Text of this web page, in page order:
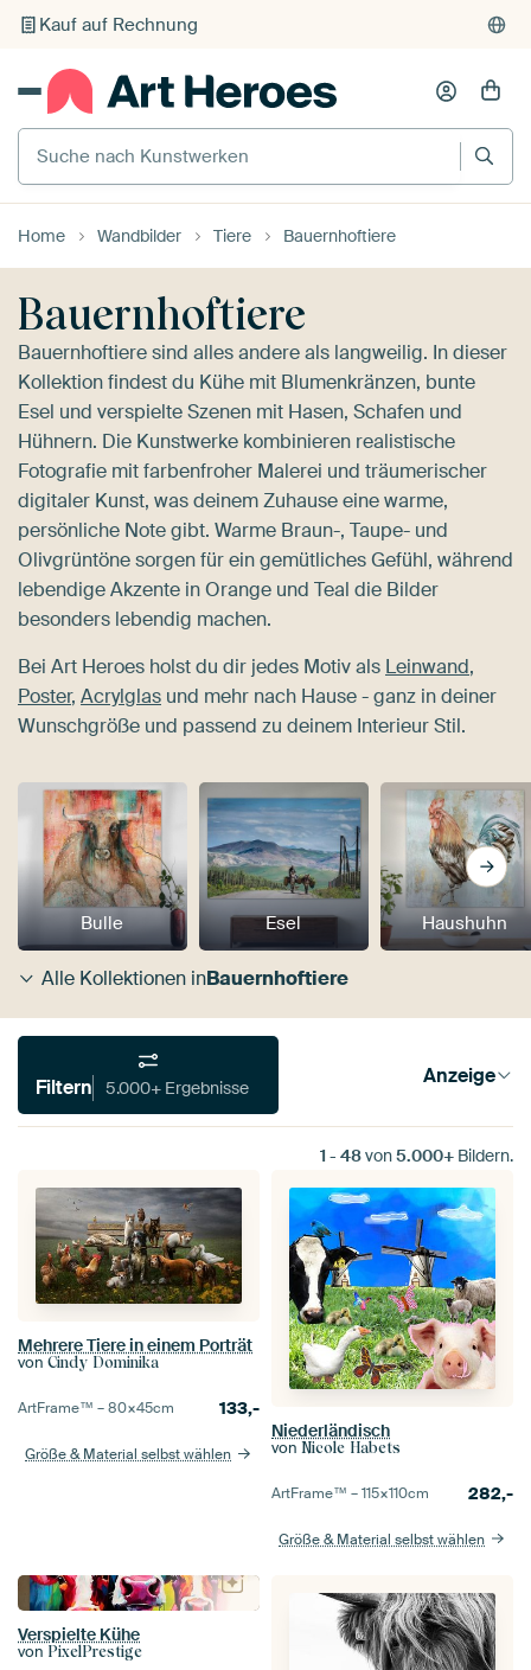
Individueller Druck auf Bestellung
Suche nach Kunstwerken
Home Wandbilder Tiere Bauernhoftiere
Bauernhoftiere
Bauernhoftiere sind alles andere als langweilig. In dieser
Kollektion findest du Kühe mit Blumenkränzen, bunte
Esel und verspielte Szenen mit Hasen, Schafen und
Hühnern. Die Kunstwerke kombinieren realistische
Fotografie mit farbenfroher Malerei und träumerischer
digitaler Kunst, was deinem Zuhause eine warme,
persönliche Note gibt. Warme Braun-, Taupe- und
Olivgrüntöne sorgen für ein gemütliches Gefühl, während
lebendige Akzente in Orange und Teal die Bilder
besonders lebendig machen.
Bei Art Heroes holst du dir jedes Motiv als Leinwand,
Poster, Acrylglas und mehr nach Hause - ganz in deiner
Wunschgröße und passend zu deinem Interieur Stil.
Bulle Esel Haushuhn
Alle Kollektionen inBauernhoftiere
Filtern 5.000+ Ergebnisse Anzeige
1 - 48von5.000+ Bildern.
Mehrere Tiere in einem Porträt
von Cindy Dominika
ArtFrame™ –80×45cm 133,-
Größe & Material selbst wählen
Niederländisch
von Nicole Habets
ArtFrame™ –115×110cm 282,-
Größe & Material selbst wählen
Verspielte Kühe
von PixelPrestige